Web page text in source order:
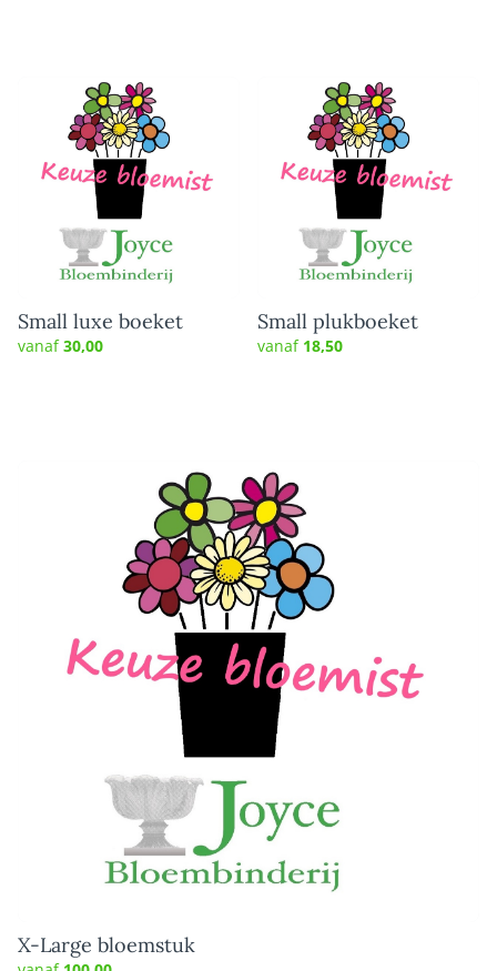
Small luxe boeket
vanaf30,00
Small plukboeket
vanaf 18,50
X-Large bloemstuk